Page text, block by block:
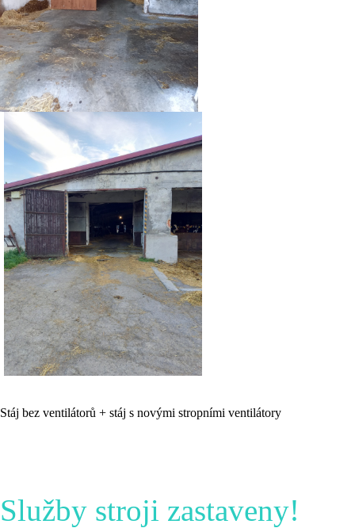
Stáj bez ventilátorů + stáj s novými stropními ventilátory
Služby stroji zastaveny!